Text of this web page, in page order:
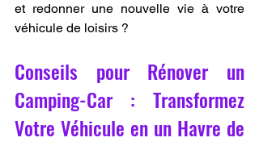
et redonner une nouvelle vie à votre
véhicule de loisirs ?
Conseils pour Rénover un
Camping-Car : Transformez
Votre Véhicule en un Havre de